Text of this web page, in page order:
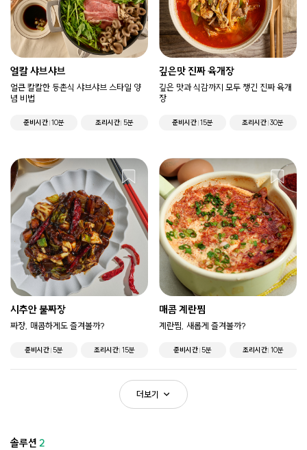
얼칼 샤브샤브
얼큰 칼칼한 등촌식 샤브샤브 스타일 양
념 비법
준비시간 10분 조리시간 5분
깊은맛 진짜 육개장
깊은 맛과 식감까지 모두 챙긴 진짜 육개
장
준비시간 15분 조리시간 30분
시추안 불짜장
짜장, 매콤하게도 즐겨볼까?
준비시간 5분 조리시간 15분
매콤 계란찜
계란찜, 새롭게 즐겨볼까?
준비시간 5분 조리시간 10분
더보기
솔루션 2